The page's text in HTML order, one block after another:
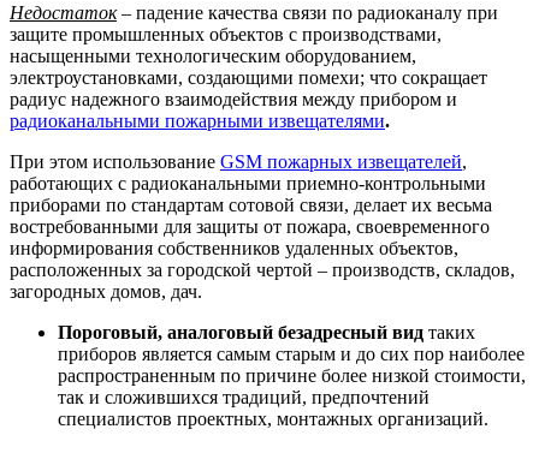
Недостаток– падение качества связи по радиоканалу при
защите промышленных объектов с производствами,
насыщенными технологическим оборудованием,
электроустановками, создающими помехи; что сокращает
радиус надежного взаимодействия между прибором и
радиоканальными пожарными извещателями.
При этом использование GSM пожарных извещателей,
работающих с радиоканальными приемно-контрольными
приборами по стандартам сотовой связи, делает их весьма
востребованными для защиты от пожара, своевременного
информирования собственников удаленных объектов,
расположенных за городской чертой – производств, складов,
загородных домов, дач.
Пороговый, аналоговый безадресный вид таких
приборов является самым старым и до сих пор наиболее
распространенным по причине более низкой стоимости,
так и сложившихся традиций, предпочтений
специалистов проектных, монтажных организаций.